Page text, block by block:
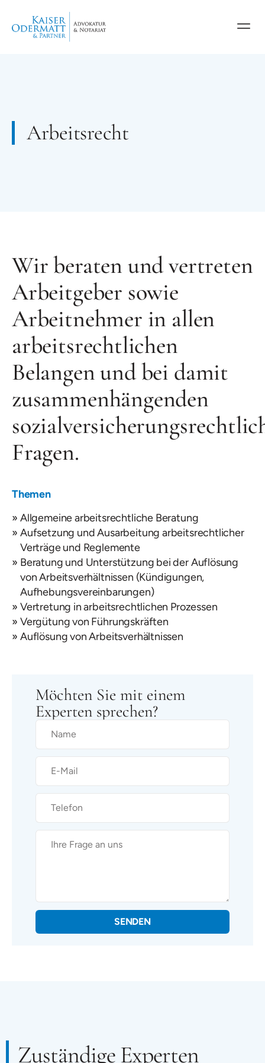
Arbeitsrecht
Wir beraten und vertreten
Arbeitgeber sowie
Arbeitnehmer in allen
arbeitsrechtlichen
Belangen und bei damit
zusammenhängenden
Fragen.
Themen
Allgemeine arbeitsrechtliche Beratung
Aufsetzung und Ausarbeitung arbeitsrechtlicher
Verträge und Reglemente
Beratung und Unterstützung bei der Auflösung
von Arbeitsverhältnissen (Kündigungen,
Aufhebungsvereinbarungen)
Vertretung in arbeitsrechtlichen Prozessen
Vergütung von Führungskräften
Auflösung von Arbeitsverhältnissen
Möchten Sie mit einem
Experten sprechen?
SENDEN
Zuständige Experten